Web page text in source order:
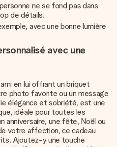
ne se fond pas dans
de détails.
avec une bonne lumière
avec une
en lui offrant un briquet
photo favorite ou un message
élégance et sobriété, est une
idéale pour toutes les
anniversaire, une fête, Noël ou
votre affection, ce cadeau
Ajoutez-y une touche